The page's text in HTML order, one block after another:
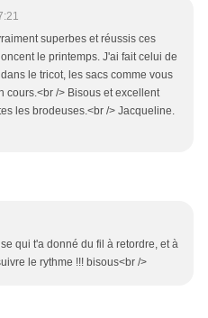
superbes et réussis ces
le printemps. J'ai fait celui de
le tricot, les sacs comme vous
cours.<br /> Bisous et excellent
les brodeuses.<br /> Jacqueline.
qui t'a donné du fil à retordre, et à
le rythme !!! bisous<br />